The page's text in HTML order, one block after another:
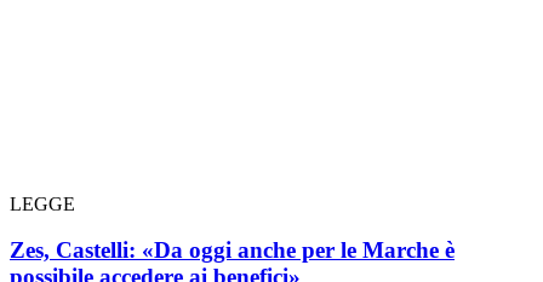
LEGGE
Zes, Castelli: «Da oggi anche per le Marche è